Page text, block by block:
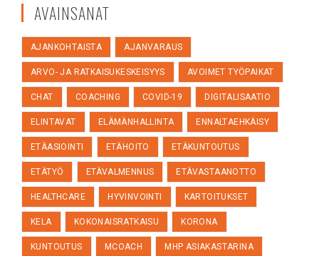
AVAINSANAT
AJANKOHTAISTA AJANVARAUS
ARVO- JA RATKAISUKESKEISYYS AVOIMET TYÖPAIKAT
CHAT COACHING COVID-19 DIGITALISAATIO
ELINTAVAT ELÄMÄNHALLINTA ENNALTAEHKÄISY
ETÄASIOINTI ETÄHOITO ETÄKUNTOUTUS
ETÄTYÖ ETÄVALMENNUS ETÄVASTAANOTTO
HEALTHCARE HYVINVOINTI KARTOITUKSET
KELA KOKONAISRATKAISU KORONA
KUNTOUTUS MCOACH MHP ASIAKASTARINA